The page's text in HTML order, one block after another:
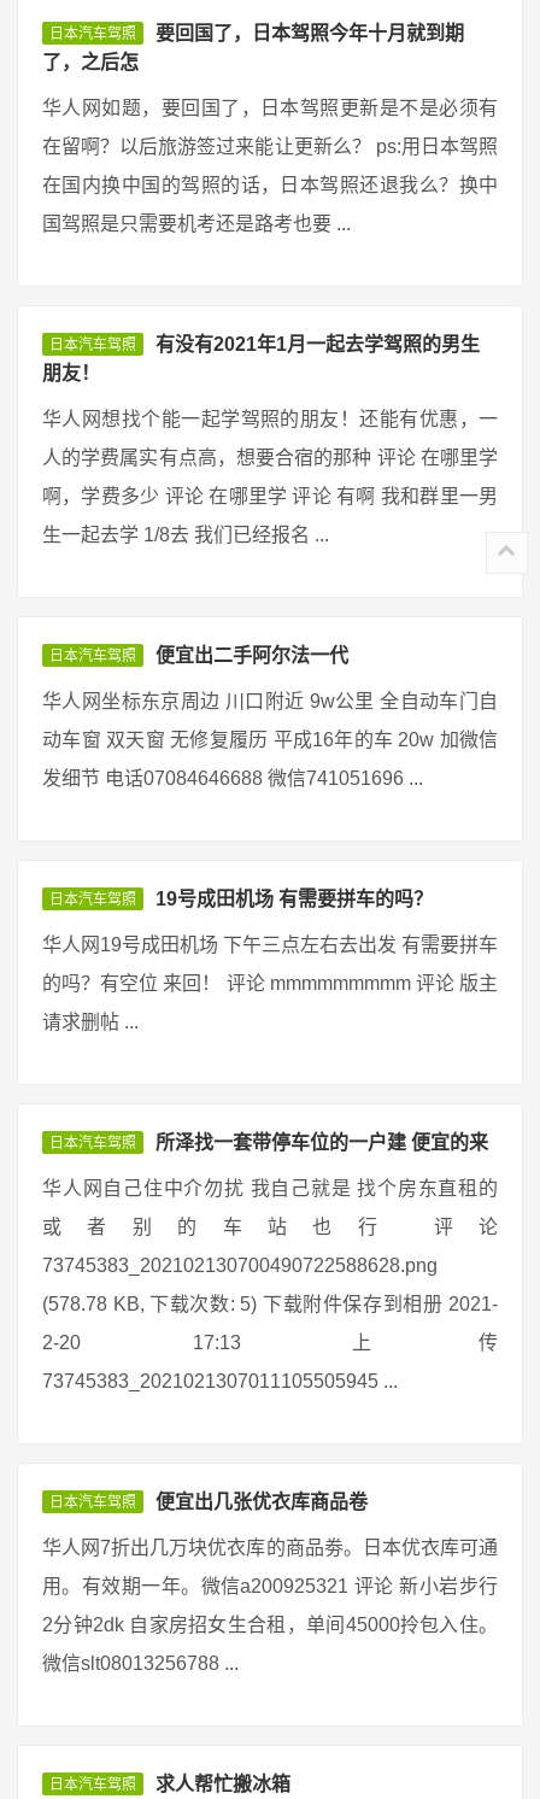
日本汽车驾照
要回国了，日本驾照今年十月就到期
了，之后怎
华人网如题，要回国了，日本驾照更新是不是必须有
在留啊？以后旅游签过来能让更新么？ ps:用日本驾照
在国内换中国的驾照的话，日本驾照还退我么？换中
国驾照是只需要机考还是路考也要 ...
日本汽车驾照
有没有2021年1月一起去学驾照的男生
朋友！
华人网想找个能一起学驾照的朋友！还能有优惠，一
人的学费属实有点高，想要合宿的那种 评论 在哪里学
啊，学费多少 评论 在哪里学 评论 有啊 我和群里一男
生一起去学 1/8去 我们已经报名 ...
日本汽车驾照 便宜出二手阿尔法一代
华人网坐标东京周边 川口附近 9w公里 全自动车门自
动车窗 双天窗 无修复履历 平成16年的车 20w 加微信
发细节 电话07084646688 微信741051696 ...
日本汽车驾照 19号成田机场 有需要拼车的吗？
华人网19号成田机场 下午三点左右去出发 有需要拼车
的吗？有空位 来回！ 评论 mmmmmmmmm 评论 版主
请求删帖 ...
日本汽车驾照 所泽找一套带停车位的一户建 便宜的来
华人网自己住中介勿扰 我自己就是 找个房东直租的
或者别的车站也行 评论
73745383_202102130700490722588628.png
(578.78 KB, 下载次数: 5) 下载附件保存到相册 2021-
2-20 17:13 上传
73745383_2021021307011105505945 ...
日本汽车驾照 便宜出几张优衣库商品卷
华人网7折出几万块优衣库的商品劵。日本优衣库可通
用。有效期一年。微信a200925321 评论 新小岩步行
2分钟2dk 自家房招女生合租，单间45000拎包入住。
微信slt08013256788 ...
日本汽车驾照 求人帮忙搬冰箱